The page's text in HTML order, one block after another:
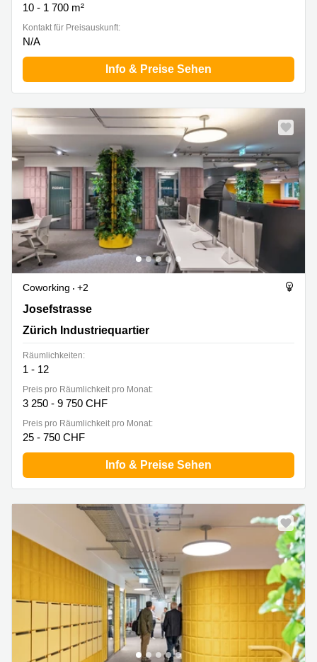
10 - 1 700 m²
Kontakt für Preisauskunft:
N/A
Info & Preise Sehen
Coworking
+2
Josefstrasse 214, Zürich Industriequartier
Josefstrasse
Zürich Industriequartier
Räumlichkeiten:
1 - 12
Preis pro Räumlichkeit pro Monat:
3 250 - 9 750 CHF
Preis pro Räumlichkeit pro Monat:
25 - 750 CHF
Info & Preise Sehen